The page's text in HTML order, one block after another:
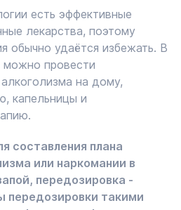
есть эффективные
лекарства, поэтому
обычно удаётся избежать. В
провести
на дому,
капельницы и
составления плана
или наркомании в
передозировка -
передозировки такими